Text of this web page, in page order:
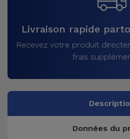
Livraison rapide
Recevez votre produit
frais
Données du